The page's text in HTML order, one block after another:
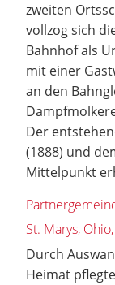
zweiten
vollzog sich
Bahnhof als
mit einer
an den
Der
(1888) und
Mittelpunkt
St. Marys,
Durch
Heimat